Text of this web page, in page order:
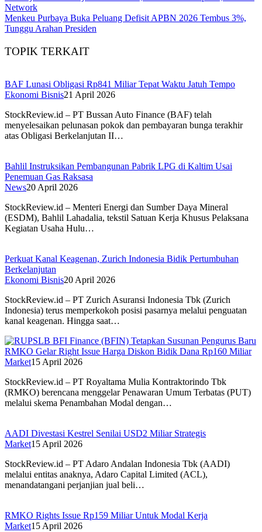
Network
Menkeu Purbaya Buka Peluang Defisit APBN 2026 Tembus 3%,
Tunggu Arahan Presiden
TOPIK TERKAIT
BAF Lunasi Obligasi Rp841 Miliar Tepat Waktu Jatuh Tempo
Ekonomi Bisnis21 April 2026
StockReview.id – PT Bussan Auto Finance (BAF) telah
menyelesaikan pelunasan pokok dan pembayaran bunga terakhir
atas Obligasi Berkelanjutan II…
Bahlil Instruksikan Pembangunan Pabrik LPG di Kaltim Usai
Penemuan Gas Raksasa
News20 April 2026
StockReview.id – Menteri Energi dan Sumber Daya Mineral
(ESDM), Bahlil Lahadalia, tekstil Satuan Kerja Khusus Pelaksana
Kegiatan Usaha Hulu…
Perkuat Kanal Keagenan, Zurich Indonesia Bidik Pertumbuhan
Berkelanjutan
Ekonomi Bisnis20 April 2026
StockReview.id – PT Zurich Asuransi Indonesia Tbk (Zurich
Indonesia) terus memperkokoh posisi pasarnya melalui penguatan
kanal keagenan. Hingga saat…
RMKO Gelar Right Issue Harga Diskon Bidik Dana Rp160 Miliar
Market15 April 2026
StockReview.id – PT Royaltama Mulia Kontraktorindo Tbk
(RMKO) berencana menggelar Penawaran Umum Terbatas (PUT)
melalui skema Penambahan Modal dengan…
AADI Divestasi Kestrel Senilai USD2 Miliar Strategis
Market15 April 2026
StockReview.id – PT Adaro Andalan Indonesia Tbk (AADI)
melalui entitas anaknya, Adaro Capital Limited (ACL),
menandatangani perjanjian jual beli…
RMKO Rights Issue Rp159 Miliar Untuk Modal Kerja
Market15 April 2026